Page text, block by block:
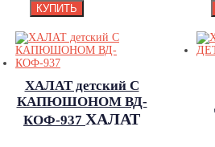
ХАЛАТ детский С
КАПЮШОНОМ ВД-
КОФ-937 ХАЛАТ